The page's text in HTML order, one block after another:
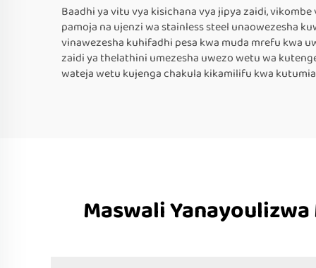
Baadhi ya vitu vya kisichana vya jipya zaidi,
pamoja na ujenzi wa stainless steel unaowezesha
vinawezesha kuhifadhi pesa kwa muda mrefu kwa
zaidi ya thelathini umezesha uwezo wetu wa
wateja wetu kujenga chakula kikamilifu kwa
Maswali